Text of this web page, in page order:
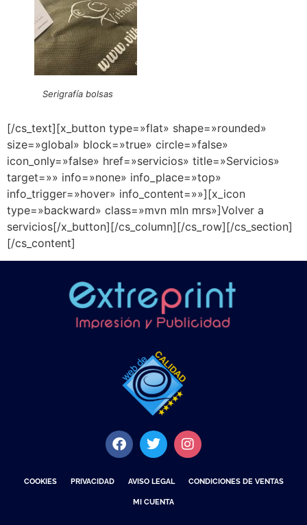
Serigrafía bolsas
[/cs_text][x_button type=»flat» shape=»rounded»
size=»global» block=»true» circle=»false»
icon_only=»false» href=»servicios» title=»Servicios»
target=»» info=»none» info_place=»top»
info_trigger=»hover» info_content=»»][x_icon
type=»backward» class=»mvn mln mrs»]Volver a
servicios[/x_button][/cs_column][/cs_row][/cs_section]
[/cs_content]
COOKIES PRIVACIDAD AVISO LEGAL CONDICIONES DE VENTAS
MI CUENTA